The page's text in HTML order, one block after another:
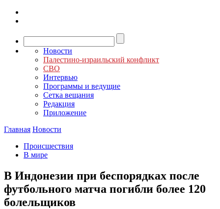
Новости
Палестино-израильский конфликт
СВО
Интервью
Программы и ведущие
Сетка вещания
Редакция
Приложение
Главная Новости
Происшествия
В мире
В Индонезии при беспорядках после
футбольного матча погибли более 120
болельщиков